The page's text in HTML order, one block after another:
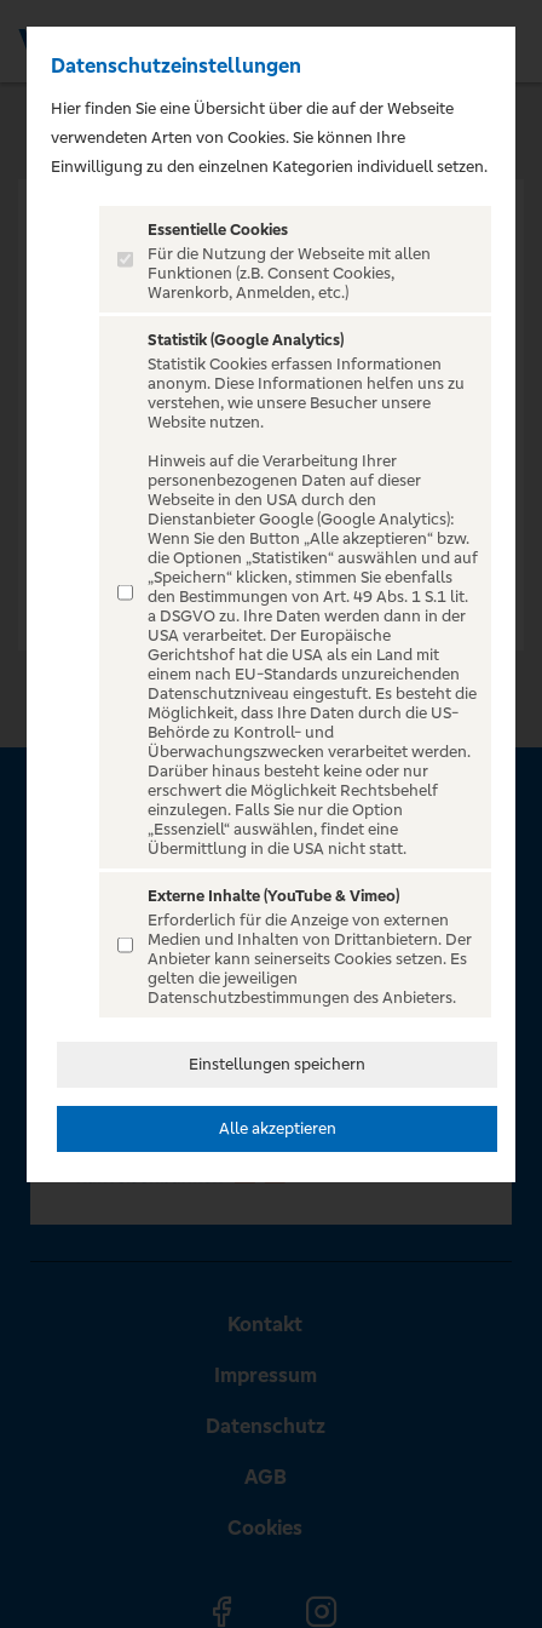
VERANSTALTUNG NICHT
GEFUNDEN
Zur Startseite
Über VR Entertain
für alle Kunden der Volksbanken Raiffeisenbanken. Auf
unserem einzigartigen Portal finden Sie Tickets für
atemberaubende Konzerte, Musicals und Shows, die
Fußball-Bundesliga sowie die Champions League und die
In Zusammenarbeit mit
Kontakt
Impressum
Datenschutz
AGB
Cookies
Datenschutzeinstellungen
Hier finden Sie eine Übersicht über die auf der Webseite
verwendeten Arten von Cookies. Sie können Ihre
Einwilligung zu den einzelnen Kategorien individuell setzen.
Essentielle Cookies
Für die Nutzung der Webseite mit allen
Funktionen (z.B. Consent Cookies,
Warenkorb, Anmelden, etc.)
Statistik (Google Analytics)
Statistik Cookies erfassen Informationen
anonym. Diese Informationen helfen uns zu
verstehen, wie unsere Besucher unsere
Website nutzen.
Hinweis auf die Verarbeitung Ihrer
personenbezogenen Daten auf dieser
Webseite in den USA durch den
Dienstanbieter Google (Google Analytics):
Wenn Sie den Button „Alle akzeptieren“ bzw.
die Optionen „Statistiken“ auswählen und auf
„Speichern“ klicken, stimmen Sie ebenfalls
den Bestimmungen von Art. 49 Abs. 1 S.1 lit.
a DSGVO zu. Ihre Daten werden dann in der
USA verarbeitet. Der Europäische
Gerichtshof hat die USA als ein Land mit
einem nach EU-Standards unzureichenden
Datenschutzniveau eingestuft. Es besteht die
Möglichkeit, dass Ihre Daten durch die US-
Behörde zu Kontroll- und
Überwachungszwecken verarbeitet werden.
Darüber hinaus besteht keine oder nur
erschwert die Möglichkeit Rechtsbehelf
einzulegen. Falls Sie nur die Option
„Essenziell“ auswählen, findet eine
Übermittlung in die USA nicht statt.
Externe Inhalte (YouTube & Vimeo)
Erforderlich für die Anzeige von externen
Medien und Inhalten von Drittanbietern. Der
Anbieter kann seinerseits Cookies setzen. Es
gelten die jeweiligen
Datenschutzbestimmungen des Anbieters.
Einstellungen speichern
Alle akzeptieren